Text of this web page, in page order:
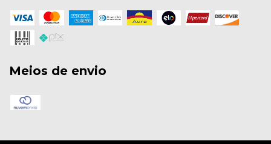
Meios de envio